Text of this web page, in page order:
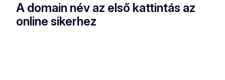
A domain név az első kattintás az
online sikerhez